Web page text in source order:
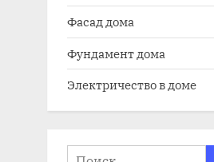
Фасад дома
Фундамент дома
Электричество в доме
Найти: